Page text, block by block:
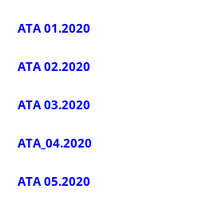
ATA 01.2020
ATA 02.2020
ATA 03.2020
ATA_04.2020
ATA 05.2020